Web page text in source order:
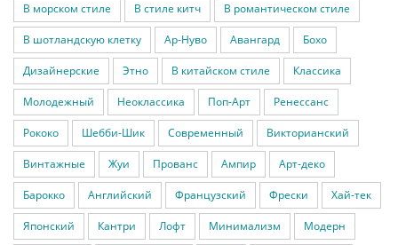
В морском стиле В стиле китч В романтическом стиле
В шотландскую клетку Ар-Нуво Авангард Бохо
Дизайнерские Этно В китайском стиле Классика
Молодежный Неоклассика Поп-Арт Ренессанс
Рококо Шебби-Шик Современный Викторианский
Винтажные Жуи Прованс Ампир Арт-деко
Барокко Английский Французский Фрески Хай-тек
Японский Кантри Лофт Минимализм Модерн